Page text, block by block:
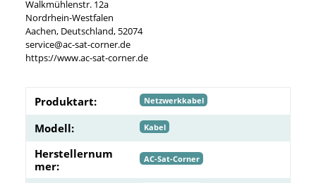
Walkmühlenstr. 12a
Nordrhein-Westfalen
Aachen, Deutschland, 52074
service@ac-sat-corner.de
https://www.ac-sat-corner.de
Produktart: Netzwerkkabel
Modell: Kabel
Herstellernum
mer:
AC-Sat-Corner